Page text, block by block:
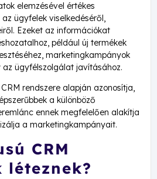
elemzésével értékes
ügyfelek viselkedéséről,
Ezeket az információkat
például új termékek
marketingkampányok
ügyfélszolgálat javításához.
rendszere alapján azonosítja,
a különböző
ennek megfelelően alakítja
a marketingkampányait.
CRM
léteznek?